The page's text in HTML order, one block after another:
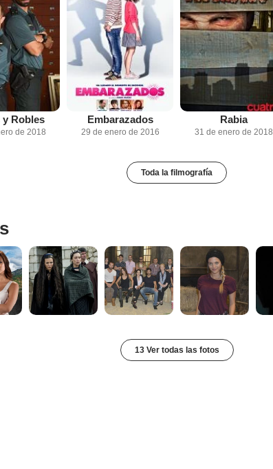
y Robles
de 2018
Embarazados
29 de enero de 2016
Rabia
31 de enero de 2018
Toda la filmografía
13 Ver todas las fotos